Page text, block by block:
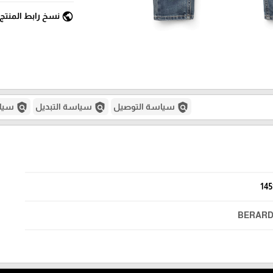
public نسخ رابط المنتج
policy سياسة التوصيل policy سياسة التبديل policy
BERARDI